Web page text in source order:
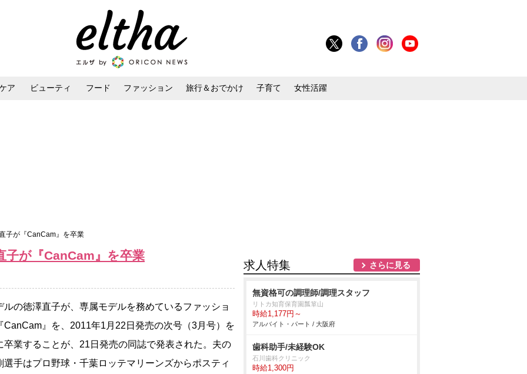
ア ビューティ フード ファッション 旅行＆おでかけ 子育て 女性活躍
が『CanCam』を卒業
が『CanCam』を卒業
の徳澤直子が、専属モデルを務めているファッショ
CanCam』を、2011年1月22日発売の次号（3月号）を
卒業することが、21日発売の同誌で発表された。夫の
選手はプロ野球・千葉ロッテマリーンズからポスティ
求人特集 さらに見る
無資格可の調理師/調理スタッフ
リトカ知育保育園瓢箪山
時給1,177円～
アルバイト・パート / 大阪府
歯科助手/未経験OK
石川歯科クリニック
時給1,300円